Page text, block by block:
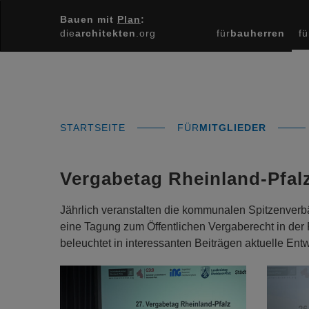
Bauen mit Plan:
diearchitekten .org fürbauherren
STARTSEITE FÜRMITGLIEDER
Vergabetag Rheinland-
Jährlich veranstalten die kommunalen
eine Tagung zum Öffentlichen Vergaberecht in
beleuchtet in interessanten Beiträgen aktuelle